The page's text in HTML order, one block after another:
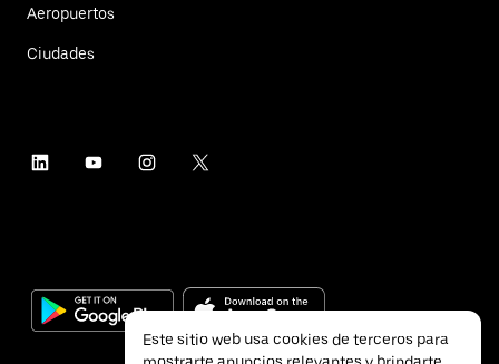
Aeropuertos
Ciudades
Este sitio web usa cookies de terceros para